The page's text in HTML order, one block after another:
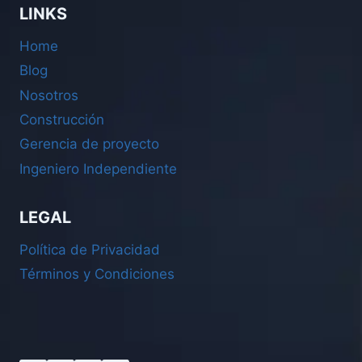
LINKS
Home
Blog
Nosotros
Construcción
Gerencia de proyecto
Ingeniero Independiente
LEGAL
Política de Privacidad
Términos y Condiciones
P PROAI
En línea
a ubicar
proyecto.